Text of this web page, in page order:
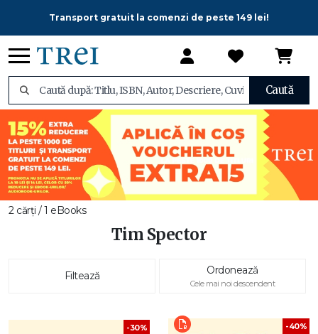
Transport gratuit la comenzi de peste 149 lei!
Caută
2 cărți / 1 eBooks
Tim Spector
Filtează Ordonează
Cele mai noi descendent
-30% -40%